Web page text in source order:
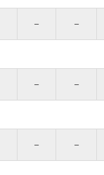
– –
– –
– –